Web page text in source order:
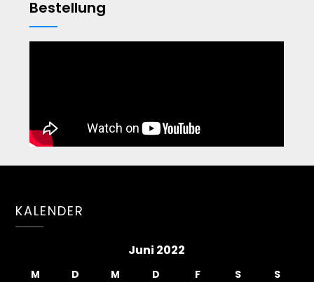
Bestellung
KALENDER
Juni 2022
M D M D F S
S